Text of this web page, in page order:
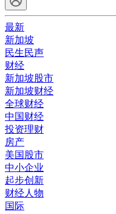
最新
新加坡
民生民声
财经
新加坡股市
新加坡财经
全球财经
中国财经
投资理财
房产
美国股市
中小企业
起步创新
财经人物
国际